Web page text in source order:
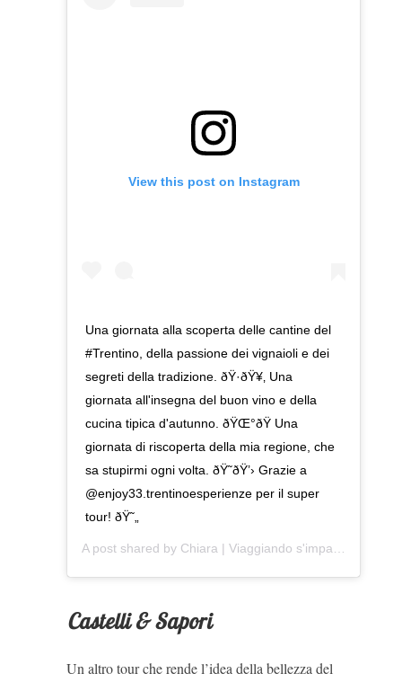
View this post on Instagram
Una giornata alla scoperta delle cantine del
#Trentino, della passione dei vignaioli e dei
segreti della tradizione. ðŸ·ðŸ¥‚ Una
giornata all'insegna del buon vino e della
cucina tipica d'autunno. ðŸŒ°ðŸ Una
giornata di riscoperta della mia regione, che
sa stupirmi ogni volta. ðŸ˜ðŸ’› Grazie a
@enjoy33.trentinoesperienze per il super
tour! ðŸ˜„
A post shared by Chiara | Viaggiando s'impara
Castelli & Sapori
Un altro tour che rende l’idea della bellezza del